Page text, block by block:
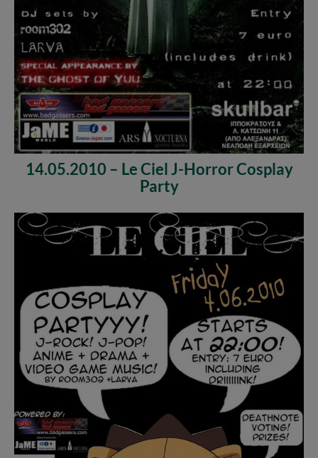
14.05.2010 – Le Ciel J-Horror Cosplay
Party